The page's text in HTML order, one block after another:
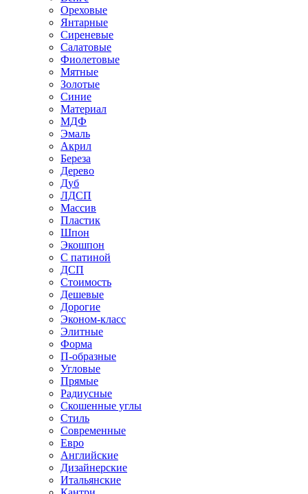
Ореховые
Янтарные
Сиреневые
Салатовые
Фиолетовые
Мятные
Золотые
Синие
Материал
МДФ
Эмаль
Акрил
Береза
Дерево
Дуб
ЛДСП
Массив
Пластик
Шпон
Экошпон
С патиной
ДСП
Стоимость
Дешевые
Дорогие
Эконом-класс
Элитные
Форма
П-образные
Угловые
Прямые
Радиусные
Скошенные углы
Стиль
Современные
Евро
Английские
Дизайнерские
Итальянские